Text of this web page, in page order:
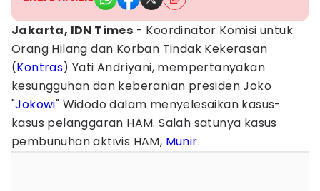
Jakarta, IDN Times - Koordinator Komisi untuk
Orang Hilang dan Korban Tindak Kekerasan
(Kontras) Yati Andriyani, mempertanyakan
kesungguhan dan keberanian presiden Joko
"Jokowi" Widodo dalam menyelesaikan kasus-
kasus pelanggaran HAM. Salah satunya kasus
pembunuhan aktivis HAM, Munir.